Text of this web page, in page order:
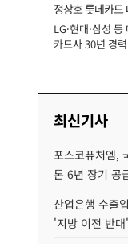
정상호 롯데카드
장
LG·현대·삼성
카드사 30년 경
최신기사
포스코퓨처엠,
톤 6년 장기 공
산업은행 수출
'지방 이전 반